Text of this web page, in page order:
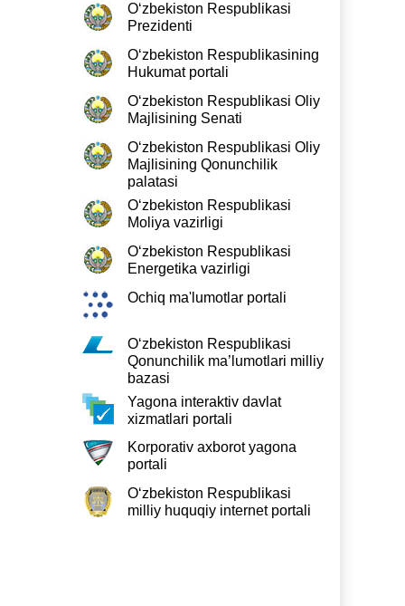
O‘zbekiston Respublikasi
Prezidenti
O‘zbekiston Respublikasining
Hukumat portali
O‘zbekiston Respublikasi Oliy
Majlisining Senati
O‘zbekiston Respublikasi Oliy
Majlisining Qonunchilik
palatasi
O‘zbekiston Respublikasi
Moliya vazirligi
O‘zbekiston Respublikasi
Energetika vazirligi
Ochiq ma'lumotlar portali
O‘zbekiston Respublikasi
Qonunchilik ma’lumotlari milliy
bazasi
Yagona interaktiv davlat
xizmatlari portali
Korporativ axborot yagona
portali
O‘zbekiston Respublikasi
milliy huquqiy internet portali